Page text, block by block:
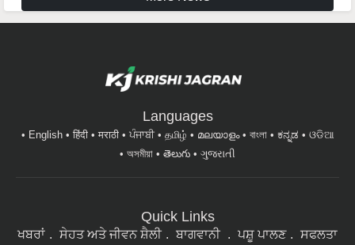
Languages
English हिंदी मराठी ਪੰਜਾਬੀ தமிழ் മലയാളം বাংলা ಕನ್ನಡ
ଓଡିଆ
অসমীয়া
తెలుగు ગુજરાતી
Quick Links
ਖਬਰਾਂ ਸੇਹਤ ਅਤੇ ਜੀਵਨ ਸ਼ੈਲੀ ਬਾਗਵਾਨੀ ਪਸ਼ੂ ਪਾਲਣ ਸਫਲਤਾ